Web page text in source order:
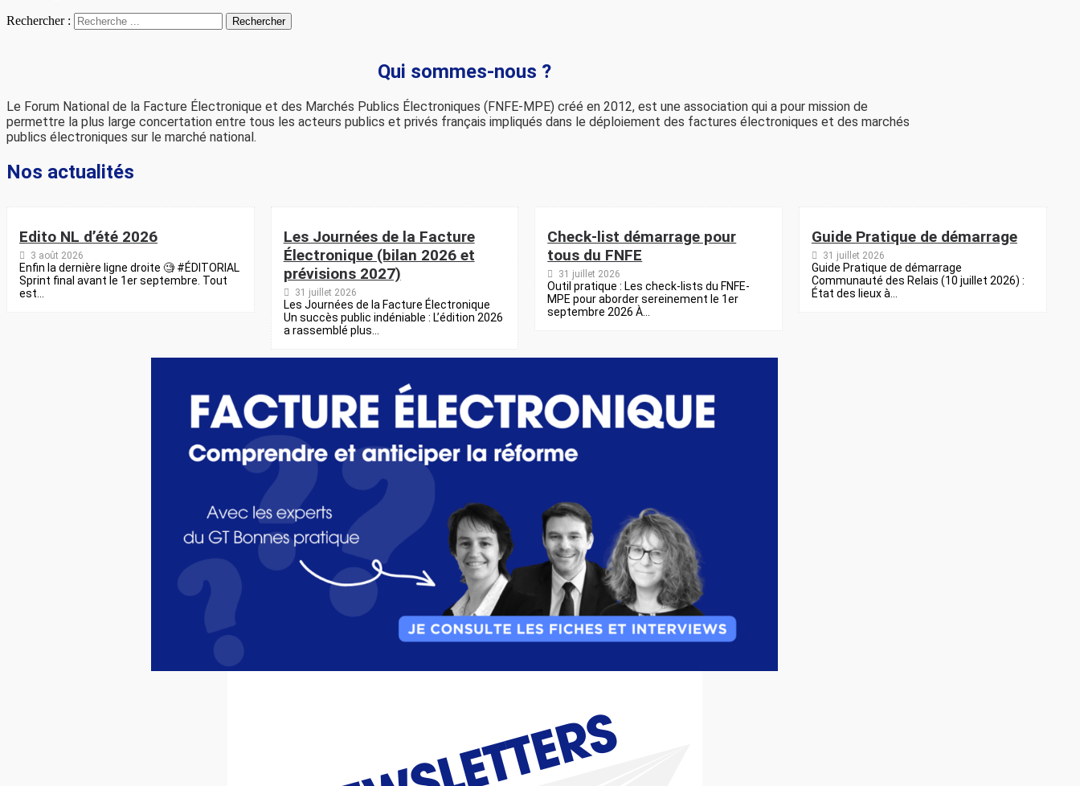
Rechercher :
Qui sommes-nous ?
Le Forum National de la Facture Électronique et des Marchés Publics Électroniques (FNFE-MPE) créé en 2012, est une association qui a pour mission de
permettre la plus large concertation entre tous les acteurs publics et privés français impliqués dans le déploiement des factures électroniques et des marchés
publics électroniques sur le marché national.
Nos actualités
Edito NL d’été 2026
3 août 2026
Enfin la dernière ligne droite 🧐 #ÉDITORIAL
Sprint final avant le 1er septembre. Tout
est...
Les Journées de la Facture
Électronique (bilan 2026 et
prévisions 2027)
31 juillet 2026
Les Journées de la Facture Électronique
Un succès public indéniable : L’édition 2026
a rassemblé plus...
Check-list démarrage pour
tous du FNFE
31 juillet 2026
Outil pratique : Les check-lists du FNFE-
MPE pour aborder sereinement le 1er
septembre 2026 À...
Guide Pratique de démarrage
31 juillet 2026
Guide Pratique de démarrage
Communauté des Relais (10 juillet 2026) :
État des lieux à...